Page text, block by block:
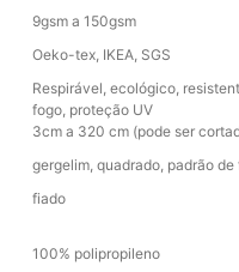
9gsm a 150gsm
Oeko-tex, IKEA, SGS
Respirável, ecológico,
fogo, proteção UV
3cm a 320 cm (pode ser
gergelim, quadrado, padrão de
fiado
100% polipropileno